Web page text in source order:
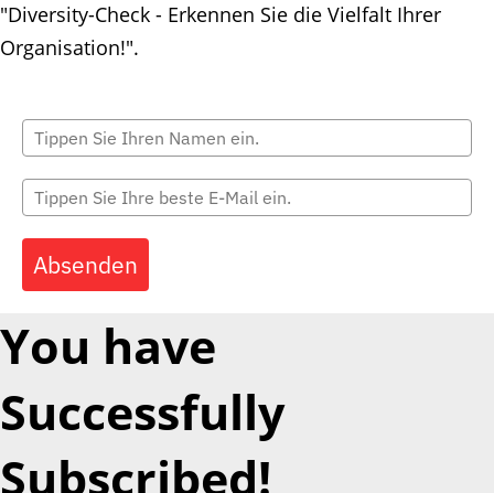
"Diversity-Check - Erkennen Sie die Vielfalt Ihrer
Organisation!".
Absenden
You have
Successfully
Subscribed!